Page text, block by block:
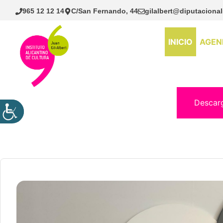
Saltar
965 12 12 14 C/San Fernando, 44
INICIO